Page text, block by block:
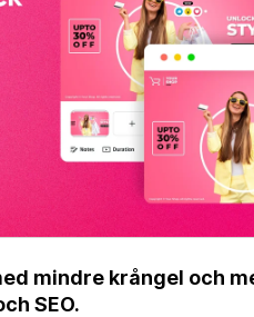
mindre krångel och
SEO.